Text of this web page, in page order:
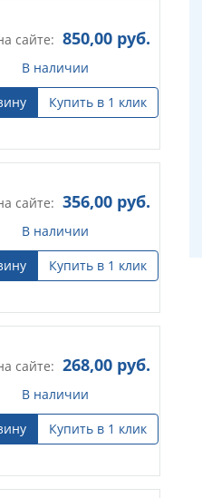
сайте: 850,00руб.
В наличии
Купить в 1 клик
сайте: 356,00руб.
В наличии
Купить в 1 клик
сайте: 268,00руб.
В наличии
Купить в 1 клик